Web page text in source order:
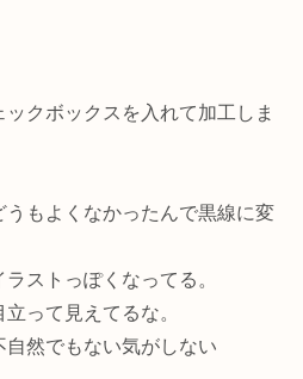
クボックスを入れて加工しま
もよくなかったんで黒線に変
ストっぽくなってる。
って見えてるな。
然でもない気がしない